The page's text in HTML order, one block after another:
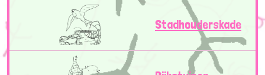
Stadhouderskade